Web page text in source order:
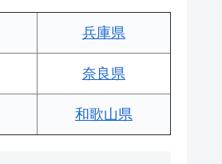
兵庫県
奈良県
和歌山県